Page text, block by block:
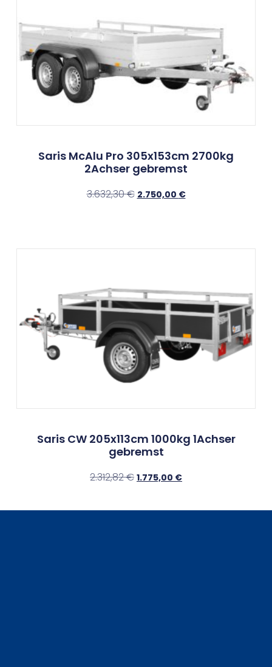
Saris McAlu Pro 305x153cm 2700kg
2Achser gebremst
3.632,30€ 2.750,00 €
Saris CW 205x113cm 1000kg 1Achser
gebremst
2.312,82€ 1.775,00 €